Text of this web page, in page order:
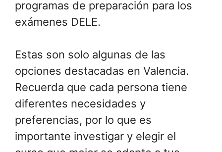
programas de preparación para los
exámenes DELE.
Estas son solo algunas de las
opciones destacadas en Valencia.
Recuerda que cada persona tiene
diferentes necesidades y
preferencias, por lo que es
importante investigar y elegir el